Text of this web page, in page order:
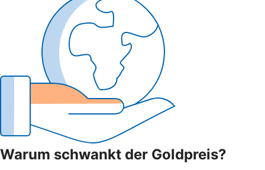
Warum schwankt der Goldpreis?